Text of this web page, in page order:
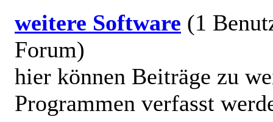
weitere Software (1
Forum)
hier können Beiträge zu
Programmen verfasst